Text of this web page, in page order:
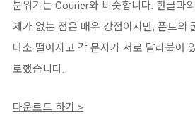
분위기는 Courier와 비슷합니다. 한글과
제가 없는 점은 매우 강점이지만, 폰트의
다소 떨어지고 각 문자가 서로 달라붙어
로했습니다.
다운로드 하기 >